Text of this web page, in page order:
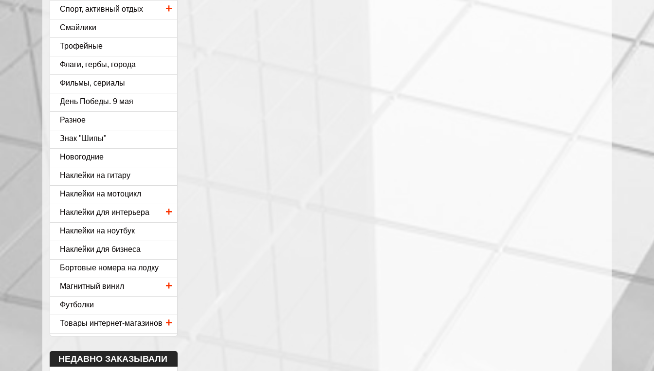
+
Спорт, активный отдых
Смайлики
Трофейные
Флаги, гербы, города
Фильмы, сериалы
День Победы. 9 мая
Разное
Знак "Шипы"
Новогодние
Наклейки на гитару
Наклейки на мотоцикл
+
Наклейки для интерьера
Наклейки на ноутбук
Наклейки для бизнеса
Бортовые номера на лодку
+
Магнитный винил
Футболки
+
Товары интернет-магазинов
НЕДАВНО ЗАКАЗЫВАЛИ